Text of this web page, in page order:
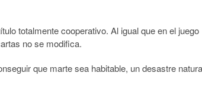
totalmente cooperativo. Al igual que en el juego
no se modifica.
que marte sea habitable, un desastre